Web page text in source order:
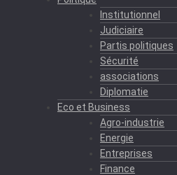
Institutionnel
Judiciaire
Partis politiques
Sécurité
associations
Diplomatie
Eco et Business
Agro-industrie
Energie
Entreprises
Finance